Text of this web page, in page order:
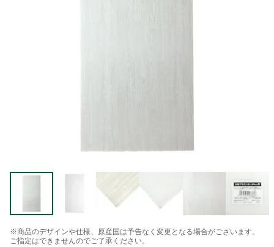
※商品のデザインや仕様、原産国は予告なく変更となる場合がございます。
ご指定はできませんのでご了承ください。